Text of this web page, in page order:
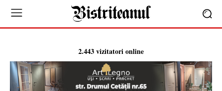
2.443 vizitatori online